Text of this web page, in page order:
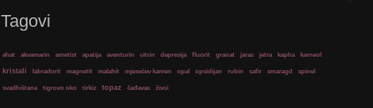
Tagovi
ahat akvamarin ametist apatija aventurin citrin depresija fluorit granat jarac jetra kapha karneol
kristali labradorit magnetit malahit mjesečev kamen opal opsidijan rubin safir smaragd spinel
svadhištana tigrovo oko tirkiz topaz čađavac živci